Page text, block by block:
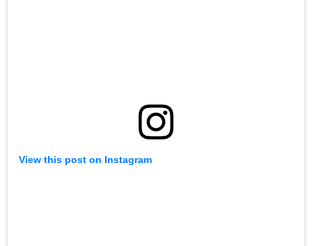
View this post on Instagram